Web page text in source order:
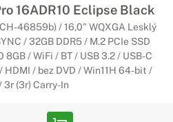
16ADR10 Eclipse Black
46859b) / 16,0" WQXGA Lesklý
/ 32GB DDR5 / M.2 PCIe SSD
/ WiFi / BT / USB 3.2 / USB-C
/ bez DVD / Win11H 64-bit /
3r (3r) Carry-In